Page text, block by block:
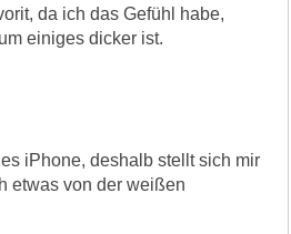
da ich das Gefühl habe,
einiges dicker ist.
iPhone, deshalb stellt sich mir
etwas von der weißen